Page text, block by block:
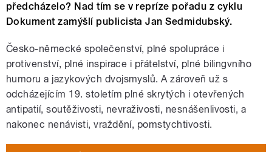
předcházelo? Nad tím se v repríze pořadu z cyklu
Dokument zamýšlí publicista Jan Sedmidubský.
Česko-německé společenství, plné spolupráce i
protivenství, plné inspirace i přátelství, plné bilingvního
humoru a jazykových dvojsmyslů. A zároveň už s
odcházejícím 19. stoletím plné skrytých i otevřených
antipatií, soutěživosti, nevraživosti, nesnášenlivosti, a
nakonec nenávisti, vraždění, pomstychtivosti.